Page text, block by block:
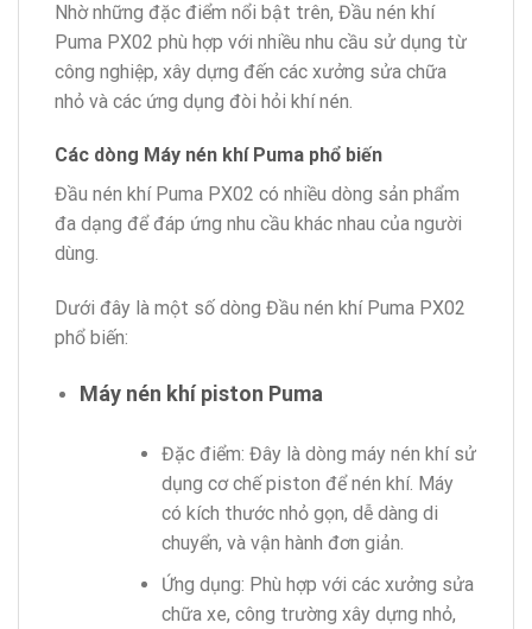
Nhờ những đặc điểm nổi bật trên, Đầu nén khí
Puma PX02 phù hợp với nhiều nhu cầu sử dụng từ
công nghiệp, xây dựng đến các xưởng sửa chữa
nhỏ và các ứng dụng đòi hỏi khí nén.
Các dòng Máy nén khí Puma phổ biến
Đầu nén khí Puma PX02 có nhiều dòng sản phẩm
đa dạng để đáp ứng nhu cầu khác nhau của người
dùng.
Dưới đây là một số dòng Đầu nén khí Puma PX02
phổ biến:
Máy nén khí piston Puma
Đặc điểm: Đây là dòng máy nén khí sử
dụng cơ chế piston để nén khí. Máy
có kích thước nhỏ gọn, dễ dàng di
chuyển, và vận hành đơn giản.
Ứng dụng: Phù hợp với các xưởng sửa
chữa xe, công trường xây dựng nhỏ,